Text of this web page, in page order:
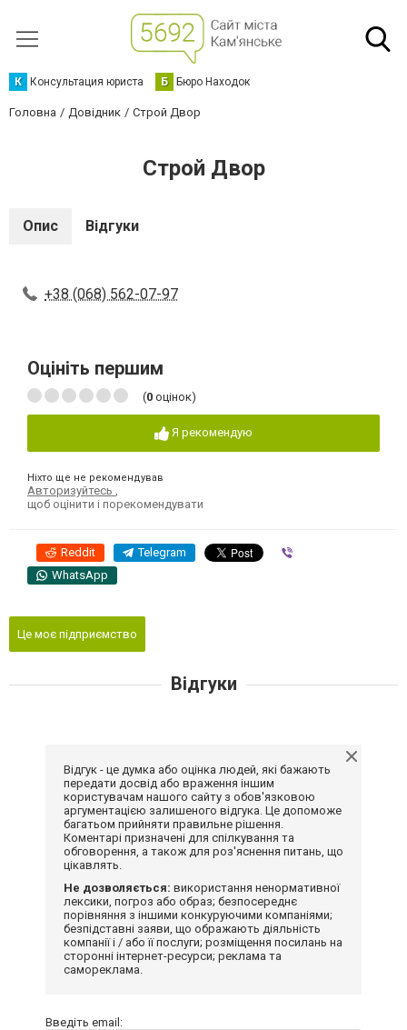
К Консультация юриста Б Бюро Находок
Головна Довідник Строй Двор
Строй Двор
Опис Відгуки
+38 (068) 562-07-97
Оцініть першим
(0 оцінок)
Я рекомендую
Ніхто ще не рекомендував
Авторизуйтесь
щоб оцінити і порекомендувати
Reddit Telegram
WhatsApp
Це моє підприємство
Відгуки
Відгук - це думка або оцінка людей, які бажають
передати досвід або враження іншим
користувачам нашого сайту з обов'язковою
аргументацією залишеного відгука. Це допоможе
багатьом прийняти правильне рішення.
Коментарі призначені для спілкування та
обговорення, а також для роз'яснення питань, що
цікавлять.
Не дозволяється: використання ненормативної
лексики, погроз або образ; безпосереднє
порівняння з іншими конкуруючими компаніями;
безпідставні заяви, що ображають діяльність
компанії і / або її послуги; розміщення посилань на
сторонні інтернет-ресурси; реклама та
самореклама.
Введіть email: